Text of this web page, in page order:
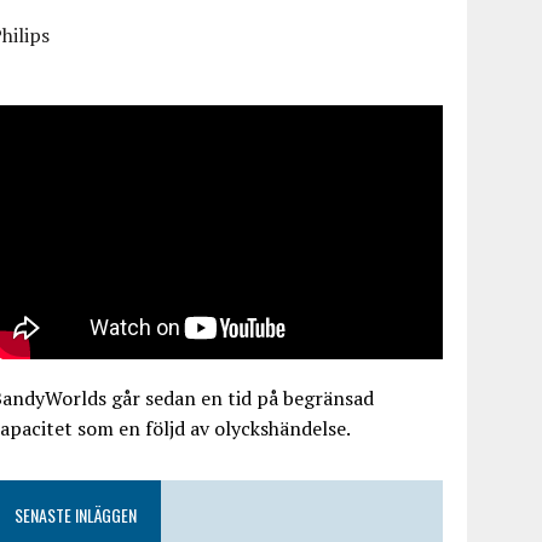
går sedan en tid på begränsad
som en följd av olyckshändelse.
SENASTE INLÄGGEN